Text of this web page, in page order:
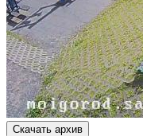
Скачать архив